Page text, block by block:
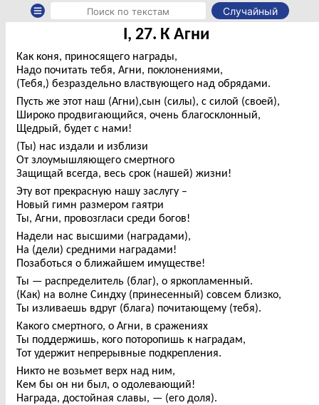
Случайный
I, 27. К Агни
Как коня, приносящего награды,
Надо почитать тебя, Агни, поклонениями,
(Тебя,) безраздельно властвующего над обрядами.
Пусть же этот наш (Агни),сын (силы), с силой (своей),
Широко продвигающийся, очень благосклонный,
Щедрый, будет с нами!
(Ты) нас издали и изблизи
От злоумышляющего смертного
Защищай всегда, весь срок (нашей) жизни!
Эту вот прекрасную нашу заслугу –
Новый гимн размером гаятри
Ты, Агни, провозгласи среди богов!
Надели нас высшими (наградами),
На (дели) средними наградами!
Позаботься о ближайшем имуществе!
Ты — распределитель (благ), о яркопламенный.
(Как) на волне Синдху (принесенный) совсем близко,
Ты изливаешь вдруг (блага) почитающему (тебя).
Какого смертного, о Агни, в сражениях
Ты поддержишь, кого поторопишь к наградам,
Тот удержит непрерывные подкрепления.
Никто не возьмет верх над ним,
Кем бы он ни был, о одолевающий!
Награда, достойная славы, — (его доля).